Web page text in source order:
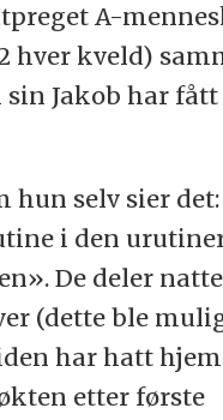
A-
hver kveld)
Jakob har fått
hun selv sier
i den
De deler
(dette ble
har hatt
etter første